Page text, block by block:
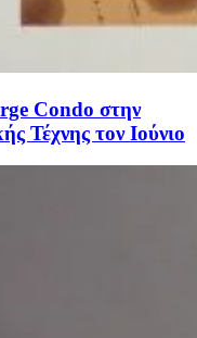
Condo στην
Τέχνης τον Ιούνιο